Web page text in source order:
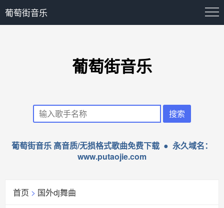
葡萄街音乐
葡萄街音乐
葡萄街音乐 高音质/无损格式歌曲免费下载 ● 永久域名：
www.putaojie.com
首页 > 国外dj舞曲